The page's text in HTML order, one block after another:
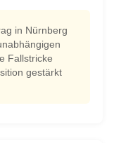
in Nürnberg
Fallstricke
gestärkt